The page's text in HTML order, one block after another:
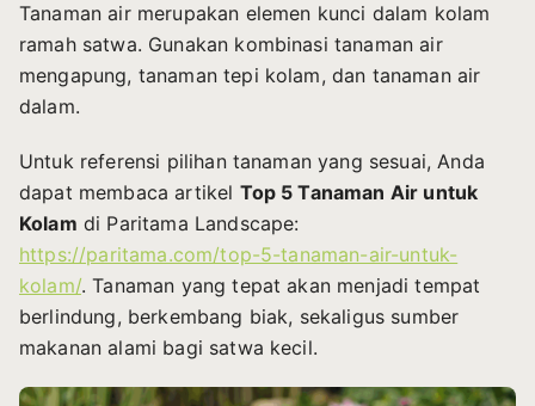
Tanaman air merupakan elemen kunci dalam kolam
ramah satwa. Gunakan kombinasi tanaman air
mengapung, tanaman tepi kolam, dan tanaman air
dalam.
Untuk referensi pilihan tanaman yang sesuai, Anda
dapat membaca artikel Top 5 Tanaman Air untuk
Kolam di Paritama Landscape:
https://paritama.com/top-5-tanaman-air-untuk-
kolam/. Tanaman yang tepat akan menjadi tempat
berlindung, berkembang biak, sekaligus sumber
makanan alami bagi satwa kecil.